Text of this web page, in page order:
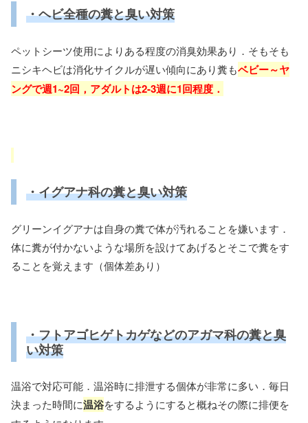
・ヘビ全種の糞と臭い対策
ペットシーツ使用によりある程度の消臭効果あり．そもそも
ニシキヘビは消化サイクルが遅い傾向にあり糞もベビー～ヤ
ングで週1~2回，アダルトは2-3週に1回程度．
・イグアナ科の糞と臭い対策
グリーンイグアナは自身の糞で体が汚れることを嫌います．
体に糞が付かないような場所を設けてあげるとそこで糞をす
ることを覚えます（個体差あり）
・フトアゴヒゲトカゲなどのアガマ科の糞と臭
い対策
温浴で対応可能．温浴時に排泄する個体が非常に多い．毎日
決まった時間に温浴をするようにすると概ねその際に排便を